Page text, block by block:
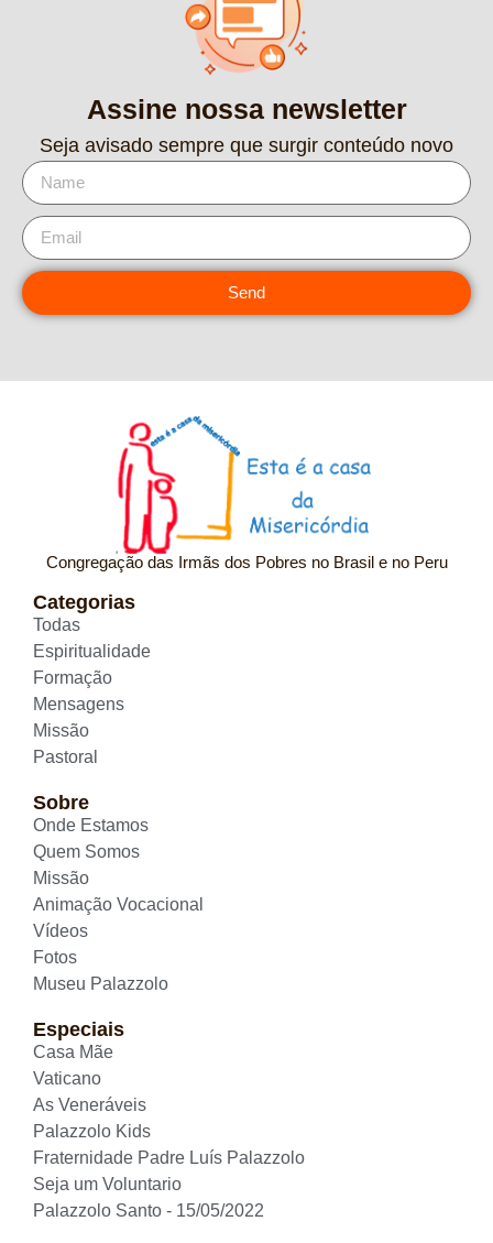
Assine nossa newsletter
Seja avisado sempre que surgir conteúdo novo
Send
Congregação das Irmãs dos Pobres no Brasil e no Peru
Categorias
Todas
Espiritualidade
Formação
Mensagens
Missão
Pastoral
Sobre
Onde Estamos
Quem Somos
Missão
Animação Vocacional
Vídeos
Fotos
Museu Palazzolo
Especiais
Casa Mãe
Vaticano
As Veneráveis
Palazzolo Kids
Fraternidade Padre Luís Palazzolo
Seja um Voluntario
Palazzolo Santo - 15/05/2022